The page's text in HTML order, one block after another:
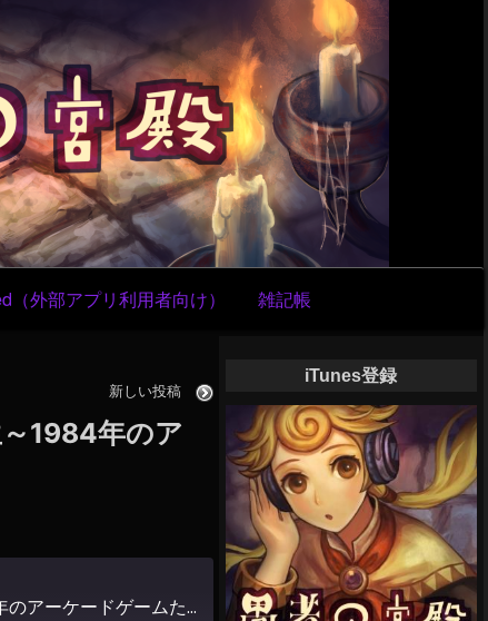
（外部アプリ利用者向け） 雑記帳
新しい投稿
1984年のア
【 地下552階 】 ドルアーガの塔同級生～1984年のアーケードゲームたち～
iTunes登録